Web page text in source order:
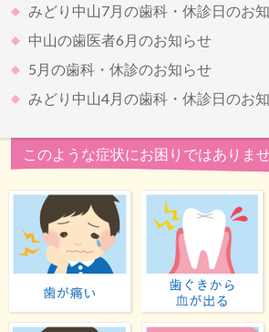
みどり中山7月の歯科・休診日のお
中山の歯医者6月のお知らせ
5月の歯科・休診のお知らせ
みどり中山4月の歯科・休診日のお
このような症状にお困りではありま
歯が痛い